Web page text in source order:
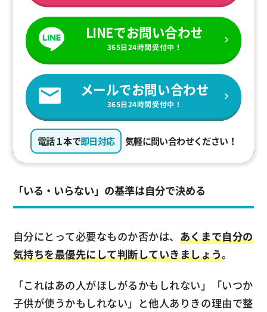
LINEでお問い合わせ
365日24時間受付中！
メールでお問い合わせ
365日24時間受付中！
電話１本で即日対応 気軽に問い合わせください！
「いる・いらない」の基準は自分で決める
自分にとって必要なものか否かは、 あくまで自分の
気持ちを最優先にして判断していきましょう。
「これはあの人がほしがるかもしれない」「いつか
子供が使うかもしれない」と他人ありきの理由で整